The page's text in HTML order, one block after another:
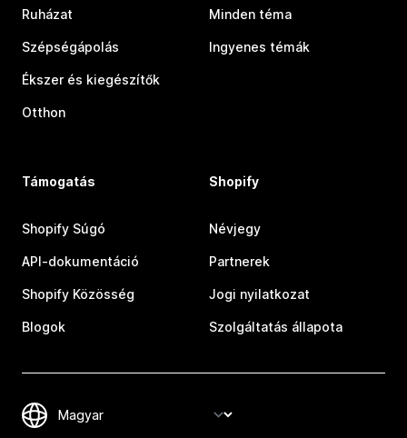
Ruházat
Szépségápolás
Ékszer és kiegészítők
Otthon
Minden téma
Ingyenes témák
Támogatás
Shopify Súgó
API-dokumentáció
Shopify Közösség
Blogok
Shopify
Névjegy
Partnerek
Jogi nyilatkozat
Szolgáltatás állapota